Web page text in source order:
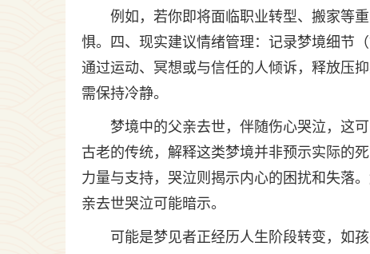
例如，若你即将面临职业转型、搬家等
惧。四、现实建议情绪管理：记录梦境细节
通过运动、冥想或与信任的人倾诉，释放压
需保持冷静。
梦境中的父亲去世，伴随伤心哭泣，这
古老的传统，解释这类梦境并非预示实际的
力量与支持，哭泣则揭示内心的困扰和失落
亲去世哭泣可能暗示。
可能是梦见者正经历人生阶段转变，如